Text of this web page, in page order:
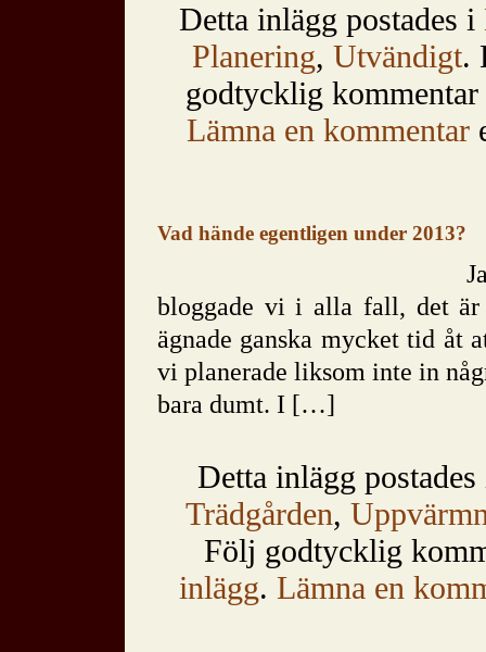
Detta inlägg postades i
Planering,Utvändigt.
godtycklig
Lämna en kommentar
Vad hände egentligen under 2013?
bloggade vi i alla fall, det
ägnade ganska mycket tid åt
vi planerade liksom inte in
bara dumt. I […]
Detta inlägg
Trädgården,
Följ godtycklig
inlägg. Lämna en